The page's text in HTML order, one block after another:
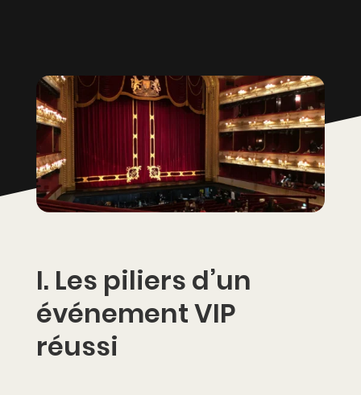
I. Les piliers d’un
événement VIP
réussi